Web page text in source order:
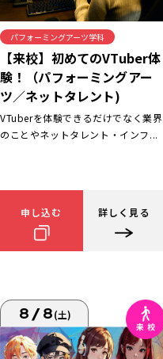
パフォーミングアーツ学科
【来校】初めてのVTuber体
験！（パフォーミングアー
ツ／ネットタレント)
VTuberを体験できるだけでなく業界
のことやネットタレント・インフ...
申し込む 詳しく見る
8/8(土)